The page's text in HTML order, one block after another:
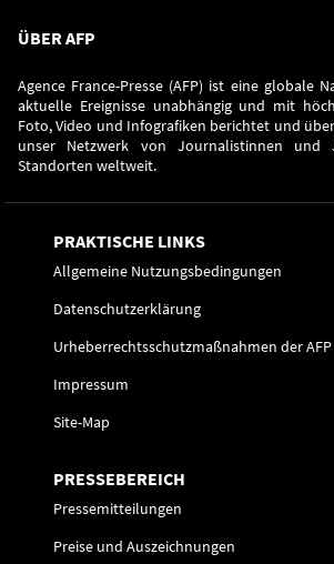
ÜBER AFP
Agence France-Presse (AFP) ist eine globale
aktuelle Ereignisse unabhängig und mit
Foto, Video und Infografiken berichtet und
unser Netzwerk von Journalistinnen und
Standorten weltweit.
PRAKTISCHE LINKS
Allgemeine Nutzungsbedingungen
Datenschutzerklärung
Urheberrechtsschutzmaßnahmen der AFP
Impressum
Site-Map
PRESSEBEREICH
Pressemitteilungen
Preise und Auszeichnungen